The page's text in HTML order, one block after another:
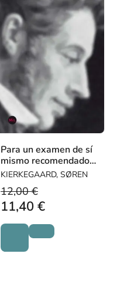
Para un examen de sí
mismo recomendado a
este tiempo
KIERKEGAARD, SØREN
12,00 €
11,40 €